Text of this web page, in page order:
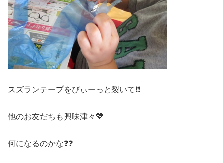
スズランテープをびぃーっと裂いて❗❗
他のお友だちも興味津々💖
何になるのかな❓❓